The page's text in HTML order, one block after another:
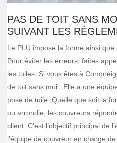
PAS DE TOIT SANS
SUIVANT LES
Le PLU impose la forme ainsi
Pour éviter les erreurs, faites
les tuiles. Si vous êtes à
de toit sans moi . Elle a une
pose de tuile. Quelle que soit la
ou arrondie, les couvreurs
client. C’est l’objectif principal de
l’équipe de couvreur en charge